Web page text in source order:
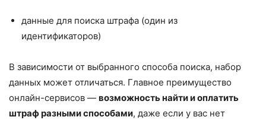
данные для поиска штрафа (один из
идентификаторов)
В зависимости от выбранного способа поиска, набор
данных может отличаться. Главное преимущество
онлайн-сервисов — возможность найти и оплатить
штраф разными способами, даже если у вас нет